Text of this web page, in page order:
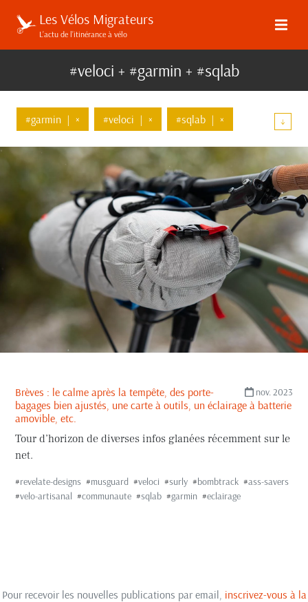
Les Vélos Migrateurs
L’actu de l’itinérance à vélo
#veloci + #garmin + #sqlab
#garmin | × #veloci | × #sqlab | ×
#communaute #velo-artisanal #surly #bombtrack
#revelate-designs #eclairage #ass-savers
#musguard
↓
nov. 2023
Brèves : le calme après la tempête, des porte-
bagages bien ajustés, une carte à outils, un éclairage à batterie
amovible, etc.
Tour d’horizon de diverses infos glanées récemment sur le
net.
#revelate-designs #musguard #veloci #surly #bombtrack #ass-savers
#velo-artisanal #communaute #sqlab #garmin #eclairage
Pour recevoir les nouvelles publications par email, inscrivez-vous à la